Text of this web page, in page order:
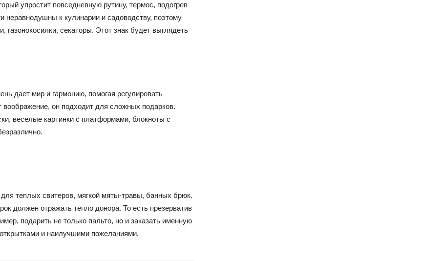
упростит повседневную рутину, термос, подогрев
неравнодушны к кулинарии и садоводству, поэтому
газонокосилки, секаторы. Этот знак будет выглядеть
дает мир и гармонию, помогая регулировать
воображение, он подходит для сложных подарков.
веселые картинки с платформами, блокноты с
теплых свитеров, мягкой мяты-травы, банных брюк.
должен отражать тепло донора. То есть презерватив
подарить не только пальто, но и заказать именную
и наилучшими пожеланиями.